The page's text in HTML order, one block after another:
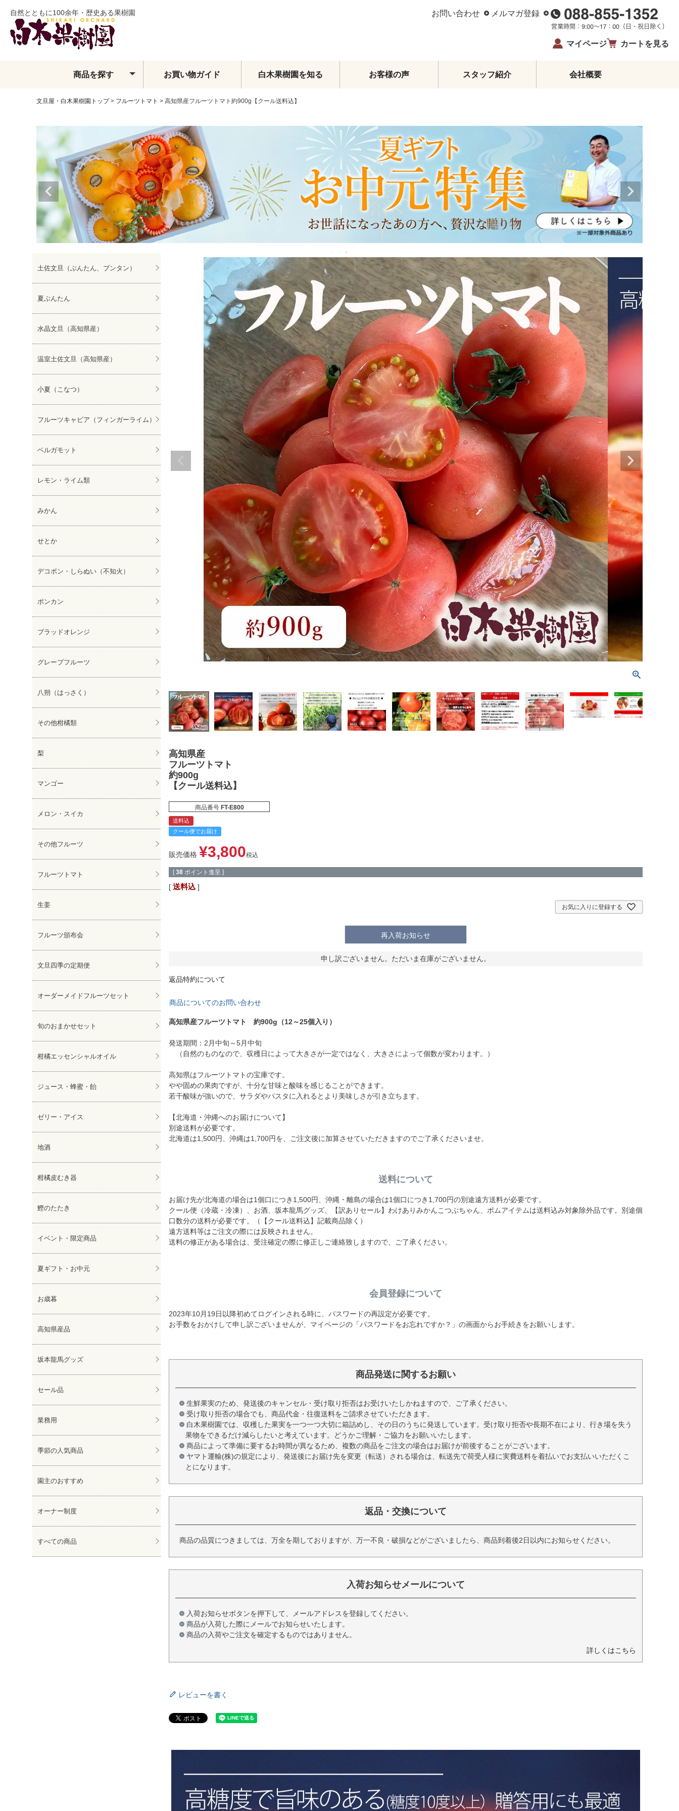
自然とともに100余年・歴史ある果樹園 お問い合わせ メルマガ登録
マイページ カートを見る
商品を探す
土佐文旦
水晶文旦
温室土佐文旦
小夏
フィンガーライム
ベルガモット
レモン・ライム類
みかん
せとか
しらぬい
ぽんかん
ブラッドオレンジ
その他柑橘類
メロン・スイカ
その他フルーツ
フルーツトマト
頒布会
オーダーメイドフルーツセット
旬のおまかせセット
ゼリー・アイス
柑橘皮むき器
イベント・限定商品
夏ギフト・お中元
お歳暮
生姜
鰹のたたき
お酒
高知県産
坂本龍馬グッズ
お買い物ガイド 白木果樹園を知る お客様の声 スタッフ紹介 会社概要
文旦屋・白木果樹園トップ フルーツトマト 高知県産フルーツトマト約900g【クール送料込】
土佐文旦（ぶんたん、ブンタン）
夏ぶんたん
水晶文旦（高知県産）
温室土佐文旦（高知県産）
小夏（こなつ）
フルーツキャビア（フィンガーライム）
ベルガモット
レモン・ライム類
みかん
せとか
デコポン・しらぬい（不知火）
ポンカン
ブラッドオレンジ
グレープフルーツ
八朔（はっさく）
その他柑橘類
梨
マンゴー
メロン・スイカ
その他フルーツ
フルーツトマト
生姜
フルーツ頒布会
文旦四季の定期便
オーダーメイドフルーツセット
旬のおまかせセット
柑橘エッセンシャルオイル
ジュース・蜂蜜・飴
ゼリー・アイス
地酒
柑橘皮むき器
鰹のたたき
イベント・限定商品
夏ギフト・お中元
お歳暮
高知県産品
坂本龍馬グッズ
セール品
業務用
季節の人気商品
園主のおすすめ
オーナー制度
すべての商品
高知県産
フルーツトマト
約900g
【クール送料込】
商品番号 FT-E800
送料込
クール便でお届け
販売価格 ¥3,800税込
[ 38 ポイント進呈 ]
送料込
お気に入りに登録する
再入荷お知らせ
申し訳ございません。ただいま在庫がございません。
返品特約について
商品についてのお問い合わせ
高知県産フルーツトマト 約900g（12～25個入り）
発送期間：2月中旬～5月中旬
（自然のものなので、収穫日によって大きさが一定ではなく、大きさによって個数が変わります。）
高知県はフルーツトマトの宝庫です。
やや固めの果肉ですが、十分な甘味と酸味を感じることができます。
若干酸味が強いので、サラダやパスタに入れるとより美味しさが引き立ちます。
【北海道・沖縄へのお届けについて】
別途送料が必要です。
北海道は1,500円、沖縄は1,700円を、ご注文後に加算させていただきますのでご了承くださいませ。
送料について
お届け先が北海道の場合は1個口につき1,500円、沖縄・離島の場合は1個口につき1,700円の別途遠方送料が必要です。
クール便（冷蔵・冷凍）、お酒、坂本龍馬グッズ、【訳ありセール】わけありみかんこつぶちゃん、ポムアイテムは送料込み対象除外品です。別途個
口数分の送料が必要です。（【クール送料込】記載商品除く）
遠方送料等はご注文の際には反映されません。
送料の修正がある場合は、受注確定の際に修正しご連絡致しますので、ご了承ください。
会員登録について
2023年10月19日以降初めてログインされる時に、パスワードの再設定が必要です。
お手数をおかけして申し訳ございませんが、マイページの「パスワードをお忘れですか？」の画面からお手続きをお願いします。
商品発送に関するお願い
生鮮果実のため、発送後のキャンセル・受け取り拒否はお受けいたしかねますので、ご了承ください。
受け取り拒否の場合でも、商品代金・往復送料をご請求させていただきます。
白木果樹園では、収穫した果実を一つ一つ大切に箱詰めし、その日のうちに発送しています。受け取り拒否や長期不在により、行き場を失う
果物をできるだけ減らしたいと考えています。どうかご理解・ご協力をお願いいたします。
商品によって準備に要するお時間が異なるため、複数の商品をご注文の場合はお届けが前後することがございます。
ヤマト運輸(株)の規定により、発送後にお届け先を変更（転送）される場合は、転送先で荷受人様に実費送料を着払いでお支払いいただくこ
とになります。
返品・交換について
商品の品質につきましては、万全を期しておりますが、万一不良・破損などがございましたら、商品到着後2日以内にお知らせください。
入荷お知らせメールについて
入荷お知らせボタンを押下して、メールアドレスを登録してください。
商品が入荷した際にメールでお知らせいたします。
商品の入荷やご注文を確定するものではありません。
詳しくはこちら
レビューを書く